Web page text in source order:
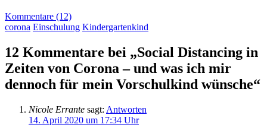
Kommentare (12)
corona Einschulung Kindergartenkind
12 Kommentare bei „Social Distancing in
Zeiten von Corona – und was ich mir
dennoch für mein Vorschulkind wünsche“
Nicole Errante sagt: Antworten
14. April 2020 um 17:34 Uhr